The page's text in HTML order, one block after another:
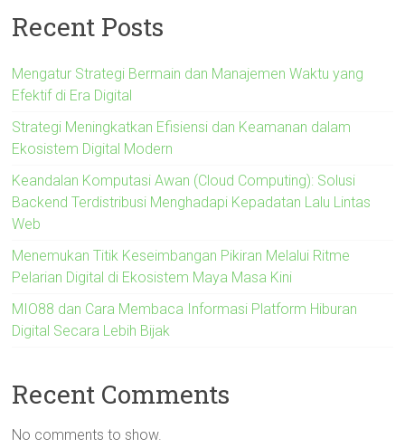
Recent Posts
Mengatur Strategi Bermain dan Manajemen Waktu yang
Efektif di Era Digital
Strategi Meningkatkan Efisiensi dan Keamanan dalam
Ekosistem Digital Modern
Keandalan Komputasi Awan (Cloud Computing): Solusi
Backend Terdistribusi Menghadapi Kepadatan Lalu Lintas
Web
Menemukan Titik Keseimbangan Pikiran Melalui Ritme
Pelarian Digital di Ekosistem Maya Masa Kini
MIO88 dan Cara Membaca Informasi Platform Hiburan
Digital Secara Lebih Bijak
Recent Comments
No comments to show.